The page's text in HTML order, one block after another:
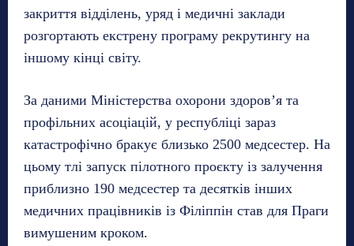
закриття відділень, уряд і медичні заклади
розгортають екстрену програму рекрутингу на
іншому кінці світу.
За даними Міністерства охорони здоров’я та
профільних асоціацій, у республіці зараз
катастрофічно бракує близько 2500 медсестер. На
цьому тлі запуск пілотного проєкту із залучення
приблизно 190 медсестер та десятків інших
медичних працівників із Філіппін став для Праги
вимушеним кроком.